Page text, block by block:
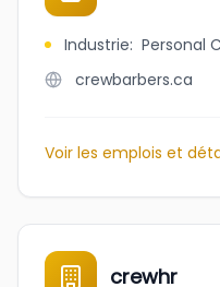
Industrie: Personal
crewbarbers.ca
Voir les emplois et
crewhr